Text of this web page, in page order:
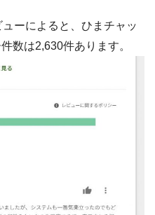
ーによると、ひまチャッ
数は2,630件あります。